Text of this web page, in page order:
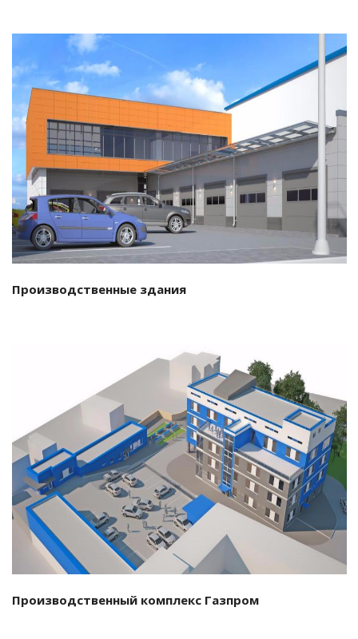
Смотреть проект
Производственные здания
Смотреть проект
Производственный комплекс Газпром